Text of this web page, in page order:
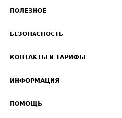
ПОЛЕЗНОЕ
Звезды ATI.SU на вашем сайте
Средние ставки
БЕЗОПАСНОСТЬ
Светофор+
О формировании Паспорта
КОНТАКТЫ И ТАРИФЫ
Реклама на сайте
ИНФОРМАЦИЯ
ПОМОЩЬ